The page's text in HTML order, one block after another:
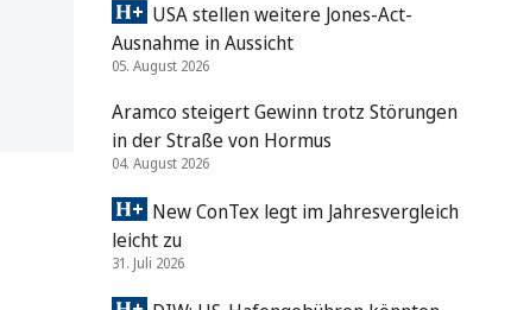
USA stellen weitere Jones-Act-
Ausnahme in Aussicht
05. August 2026
Aramco steigert Gewinn trotz Störungen
in der Straße von Hormus
04. August 2026
New ConTex legt im Jahresvergleich
leicht zu
31. Juli 2026